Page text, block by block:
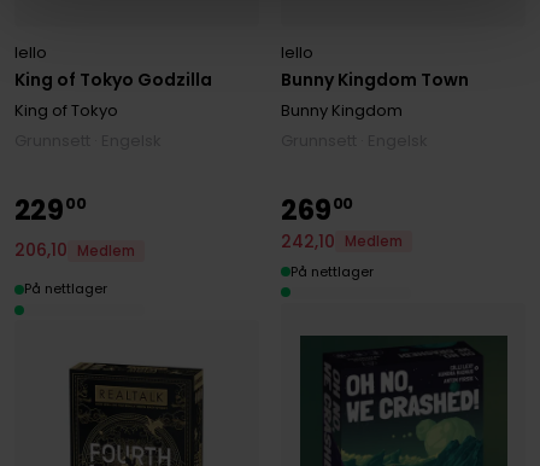
King of Tokyo Godzilla
Iello
King of Tokyo
Bunny Kingdom Town
Iello
Bunny Kingdom
22900
206,10
Medlem
På nettlager
26900
242,10
Medlem
På nettlager